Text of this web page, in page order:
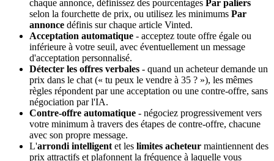
chaque annonce, définissez des pourcentages Par paliers
selon la fourchette de prix, ou utilisez les minimums Par
annonce définis sur chaque article Vinted.
Acceptation automatique - acceptez toute offre égale ou
inférieure à votre seuil, avec éventuellement un message
d'acceptation personnalisé.
Détecter les offres verbales - quand un acheteur demande un
prix dans le chat (« tu peux le vendre à 35 ? »), les mêmes
règles répondent par une acceptation ou une contre-offre, sans
négociation par l'IA.
Contre-offre automatique - négociez progressivement vers
votre minimum à travers des étapes de contre-offre, chacune
avec son propre message.
L'arrondi intelligent et les limites acheteur maintiennent des
prix attractifs et plafonnent la fréquence à laquelle vous